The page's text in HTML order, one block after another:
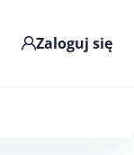
Zaloguj się